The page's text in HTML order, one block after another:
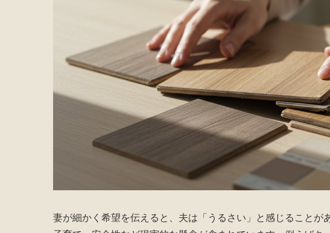
妻が細かく希望を伝えると、夫は「うるさい」と感じること